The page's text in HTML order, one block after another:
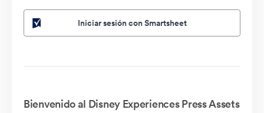
Iniciar sesión con Smartsheet
Bienvenido al Disney Experiences Press Assets